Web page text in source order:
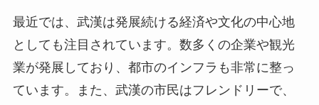
最近では、武漢は発展続ける経済や文化の中心地
としても注目されています。数多くの企業や観光
業が発展しており、都市のインフラも非常に整っ
ています。また、武漢の市民はフレンドリーで、